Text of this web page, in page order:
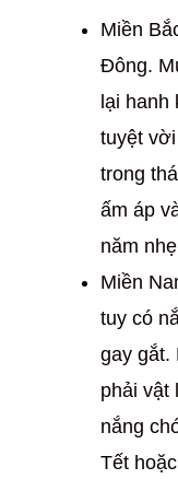
Miền
Đông.
lại hanh
tuyệt
trong
ấm áp
năm
Miền
tuy có
gay gắt.
phải vật
nắng
Tết